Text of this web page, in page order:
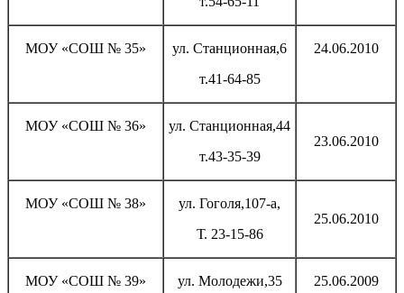
МОУ «СОШ № 35»
ул. Станционная,6
т.41-64-85
24.06.2010
МОУ «СОШ № 36»
ул. Станционная,44
т.43-35-39
23.06.2010
МОУ «СОШ № 38»
ул. Гоголя,107-а,
Т. 23-15-86
25.06.2010
МОУ «СОШ № 39»
ул. Молодежи,35
25.06.2009